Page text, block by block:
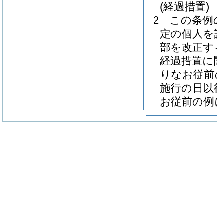
(経過措置)
2
この条例
定の個人
部を改正
経過措置
りなお従
施行の日
お従前の